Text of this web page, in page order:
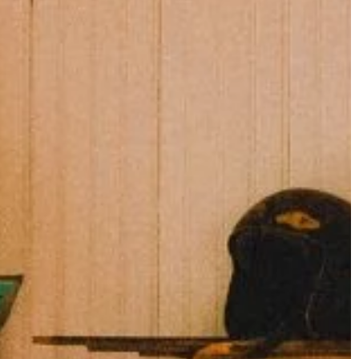
używać do
warto używać
przede
powstające z
przykładem
Jakie powinny być płytki do
Prace wykończeniowe w łazience są
szczególnie ważne, bowiem należy
wykorzystać tam materiały, które
trwałe i jednocześnie łatwe do